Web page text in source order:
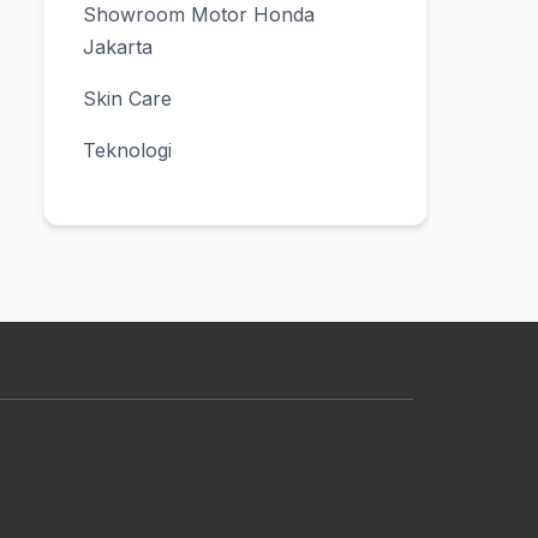
Showroom Motor Honda
Jakarta
Skin Care
Teknologi